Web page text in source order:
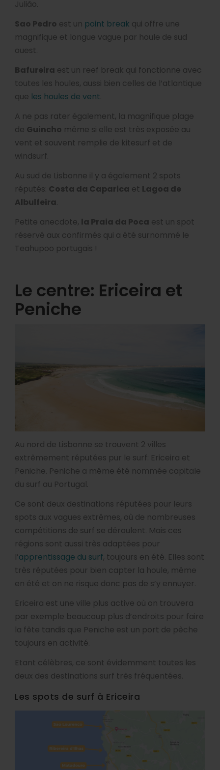
Julião.
Sao Pedro est un point break qui offre une
magnifique et longue vague par houle de sud
ouest.
Bafureira est un reef break qui fonctionne avec
toutes les houles, aussi bien celles de l’atlantique
que les houles de vent.
A ne pas rater également, la magnifique plage
de Guincho même si elle est très exposée au
vent et souvent remplie de kitesurf et de
windsurf.
Au sud de Lisbonne il y a également 2 spots
réputés: Costa da Caparica et Lagoa de
Albulfeira.
Petite anecdote, la Praia da Poca est un spot
réservé aux confirmés qui a été surnommé le
Teahupoo portugais !
Le centre: Ericeira et
Peniche
Au nord de Lisbonne se trouvent 2 villes
extrêmement réputées pur le surf: Ericeira et
Peniche. Peniche a même été nommée capitale
du surf au Portugal.
Ce sont deux destinations réputées pour leurs
spots aux vagues extrêmes, où de nombreuses
compétitions de surf se déroulent. Mais ces
régions sont aussi très adaptées pour
l’apprentissage du surf, toujours en été. Elles sont
très réputées pour bien capter la houle, même
en été et on ne risque donc pas de s’y ennuyer.
Ericeira est une ville plus active où on trouvera
par exemple beaucoup plus d’endroits pour faire
la fête tandis que Peniche est un port de pêche
toujours en activité.
Etant célèbres, ce sont évidemment toutes les
deux des destinations surf très fréquentées.
Les spots de surf à Ericeira